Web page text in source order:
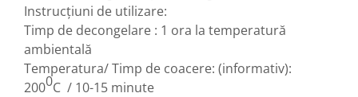
Accesorii Boromir
Dulciurile Feleacul
Glucoza
Halva
Instrucțiuni de utilizare:
Timp de decongelare : 1 ora la temperatură
ambientală
Temperatura/ Timp de coacere: (informativ):
2000C / 10-15 minute